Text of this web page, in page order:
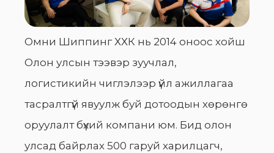
Омни Шиппинг ХХК нь 2014 оноос хойш
Олон улсын тээвэр зуучлал,
логистикийн чиглэлээр үйл ажиллагаа
тасралтгүй явуулж буй дотоодын хөрөнгө
оруулалт бүхий компани юм. Бид олон
улсад байрлах 500 гаруй харилцагч,